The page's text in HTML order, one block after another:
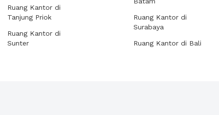
Ruang Kantor di
Tanjung Priok
Ruang Kantor di
Sunter
Ruang Kantor di
Surabaya
Ruang Kantor di Bali